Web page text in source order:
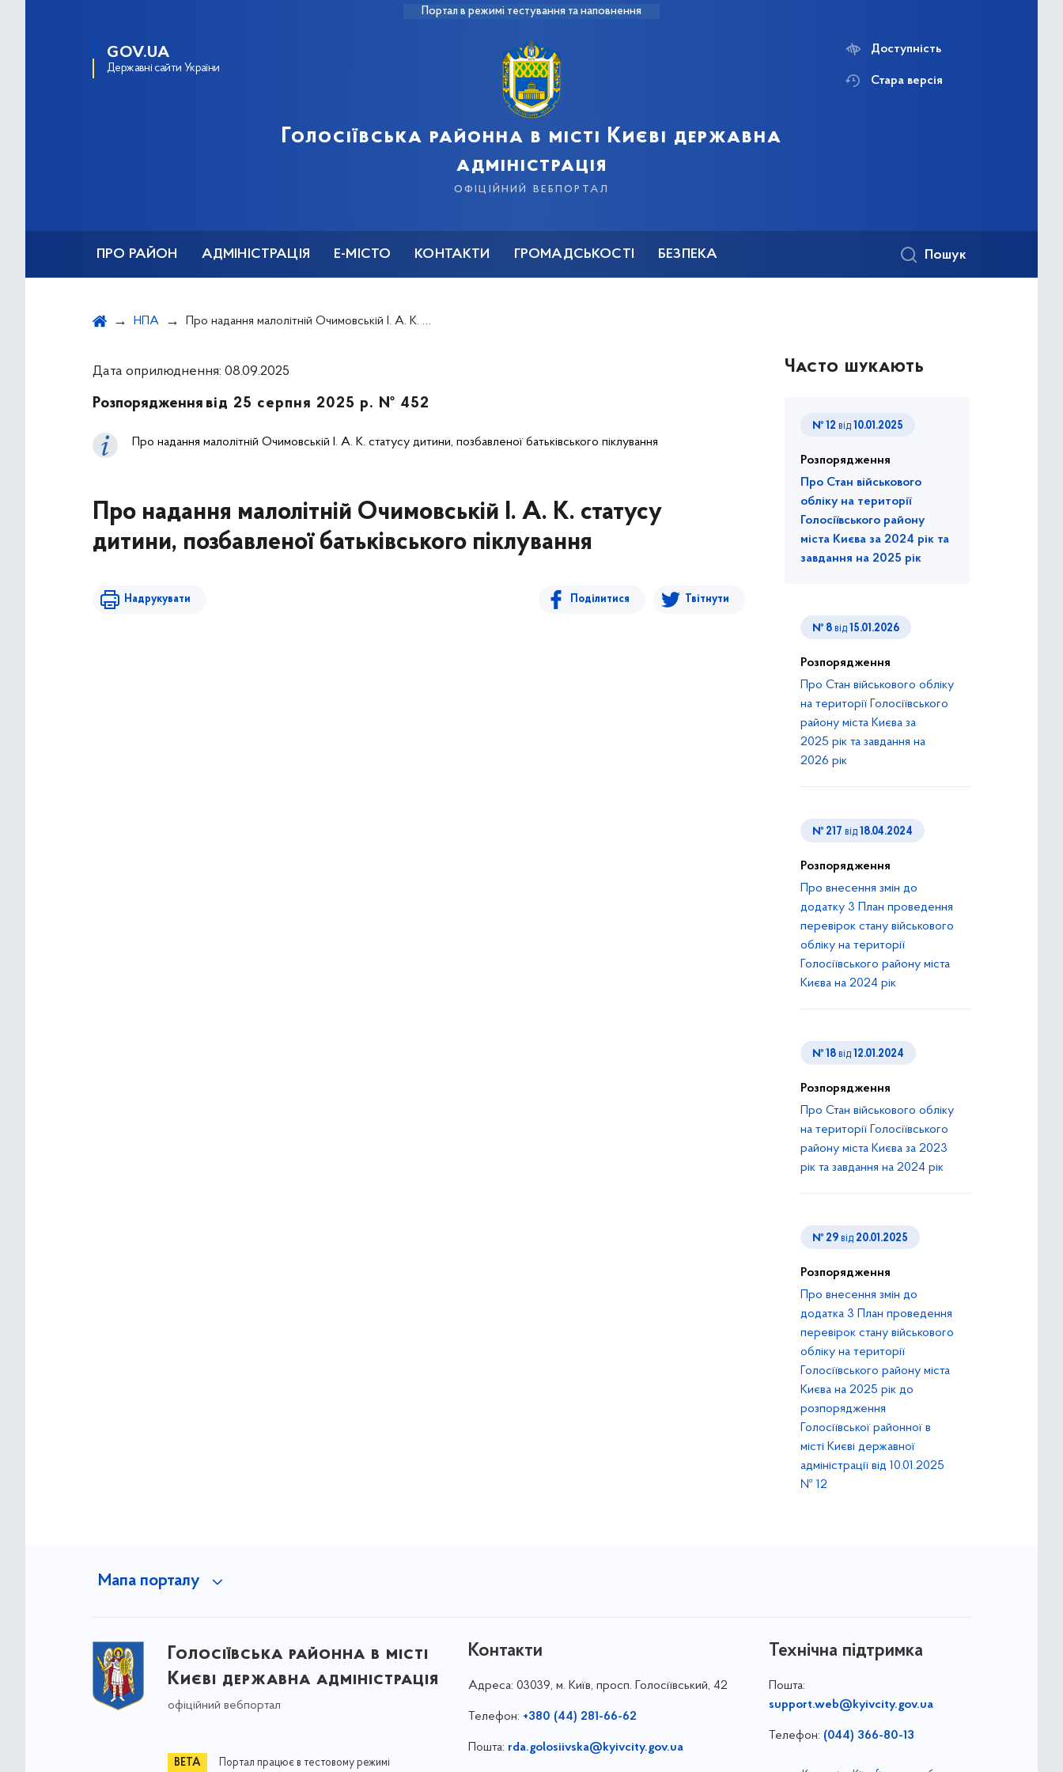
Портал в режимі тестування та наповнення
GOV.UA
Державні сайти України
Голосіївська районна в місті Києві державна
адміністрація
офіційний вебпортал
Доступність
Стара версія
ПРО РАЙОН АДМІНІСТРАЦІЯ Е-МІСТО КОНТАКТИ ГРОМАДСЬКОСТІ БЕЗПЕКА Пошук
НПА Про надання малолітній Очимовській І. А. К. статусу дитини, позбавленої батьківського піклування
Дата оприлюднення: 08.09.2025
Розпорядження від 25 серпня 2025 р. № 452
Про надання малолітній Очимовській І. А. К. статусу дитини, позбавленої батьківського піклування
Про надання малолітній Очимовській І. А. К. статусу
дитини, позбавленої батьківського піклування
Надрукувати Поділитися Твітнути
Часто шукають
№ 12 від 10.01.2025
Розпорядження
Про Стан військового
обліку на території
Голосіївського району
міста Києва за 2024 рік та
завдання на 2025 рік
№ 8 від 15.01.2026
Розпорядження
Про Стан військового обліку
на території Голосіївського
району міста Києва за
2025 рік та завдання на
2026 рік
№ 217 від 18.04.2024
Розпорядження
Про внесення змін до
додатку 3 План проведення
перевірок стану військового
обліку на території
Голосіївського району міста
Києва на 2024 рік
№ 18 від 12.01.2024
Розпорядження
Про Стан військового обліку
на території Голосіївського
району міста Києва за 2023
рік та завдання на 2024 рік
№ 29 від 20.01.2025
Розпорядження
Про внесення змін до
додатка 3 План проведення
перевірок стану військового
обліку на території
Голосіївського району міста
Києва на 2025 рік до
розпорядження
Голосіївської районної в
місті Києві державної
адміністрації від 10.01.2025
№ 12
Мапа порталу
Голосіївська районна в місті
Києві державна адміністрація
офіційний вебпортал
Портал працює в тестовому режимі
Контакти
Адреса: 03039, м. Київ, просп. Голосіївський, 42
Телефон: +380 (44) 281-66-62
Пошта: rda.golosiivska@kyivcity.gov.ua
Технічна підтримка
Пошта:
support.web@kyivcity.gov.ua
Телефон: (044) 366-80-13